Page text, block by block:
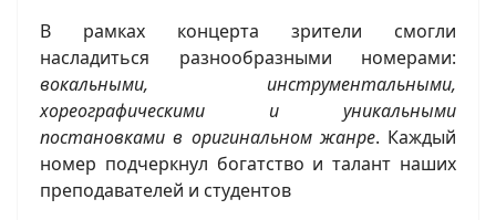
В рамках концерта зрители смогли
насладиться разнообразными номерами:
вокальными, инструментальными,
хореографическими и уникальными
постановками в оригинальном жанре. Каждый
номер подчеркнул богатство и талант наших
преподавателей и студентов